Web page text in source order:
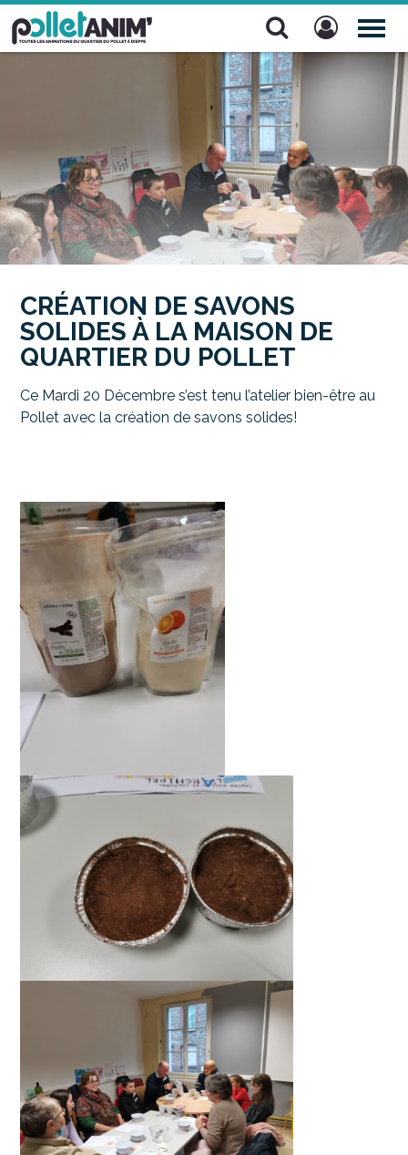
Pollet Anim'
CRÉATION DE SAVONS
SOLIDES À LA MAISON DE
QUARTIER DU POLLET
Ce Mardi 20 Décembre s’est tenu l’atelier bien-être au
Pollet avec la création de savons solides!